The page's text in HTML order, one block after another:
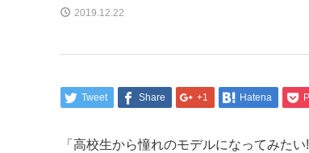
2019.12.22
Tweet Share +1 Hatena
「高校生から憧れのモデルになってみたい!